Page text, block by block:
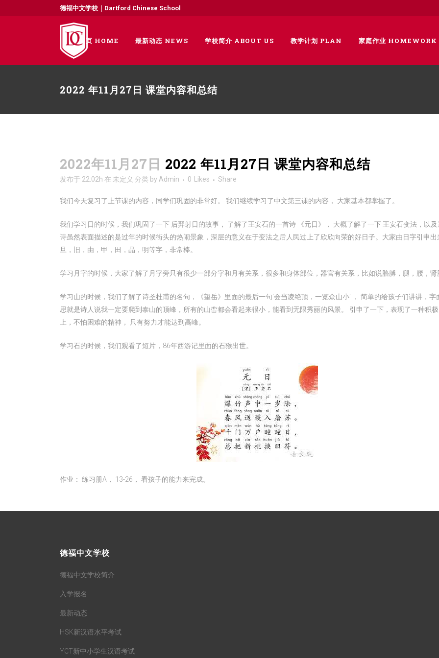
德福中文学校｜Dartford Chinese School
首页 HOME 最新动态 NEWS 学校简介 ABOUT US 教学计划 PLAN 家庭作业 HOMEWORK
2022 年11月27日 课堂内容和总结
2022年11月27日 2022 年11月27日 课堂内容和总结
发布于 22:02h 在 未定义 分类 by Admin 0 Likes Share
我们今天复习了上节课的内容，同学们巩固的非常好。 我们继续学习了中文第三课的内容， 大家基本都掌握了。
我们学习日的时候，我们巩固了一下 后羿射日的故事， 了解了王安石的一首诗 《元日》， 大概了解了一下 王安石变法，以
诗虽然表面描述的是过年的时候街头的热闹景象，深层的意义在于变法之后人民过上了欣欣向荣的好日子。大家由日字引申出
旦，旧，由，甲，田，晶，明等字，非常棒。
学习月字的时候，大家了解了月字旁只有很少一部分字和月有关系，很多和身体部位，器官有关系，比如说胳膊，腿，腰，肾
学习山的时候，我们了解了诗圣杜甫的名句，《望岳》里面的最后一句‘会当凌绝顶，一览众山小’ ， 简单的给孩子们讲讲，字
思就是诗人说我一定要爬到泰山的顶峰，所有的山峦都会看起来很小，能看到无限秀丽的风景。 引申了一下，表现了一种积极
上，不怕困难的精神， 只有努力才能达到高峰。
学习石的时候，我们观看了短片，86年西游记里面的石猴出世。
作业： 练习册A， 13-26， 看孩子的能力来完成。
德福中文学校
德福中文学校简介
入学报名
最新动态
HSK新汉语水平考试
YCT新中小学生汉语考试